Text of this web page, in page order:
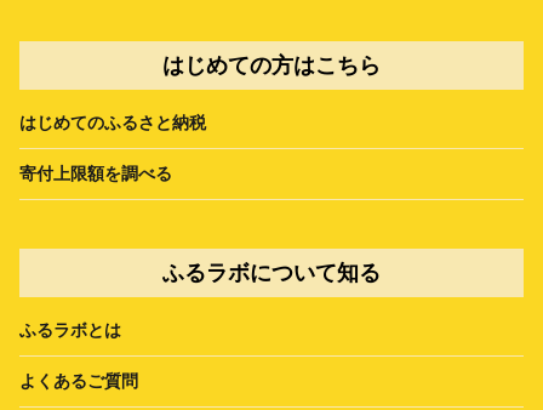
はじめての方はこちら
はじめてのふるさと納税
寄付上限額を調べる
ふるラボについて知る
ふるラボとは
よくあるご質問